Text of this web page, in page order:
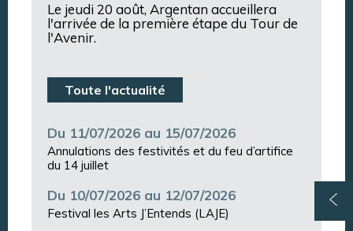
Le jeudi 20 août, Argentan accueillera
l'arrivée de la première étape du Tour de
l'Avenir.
Toute l'actualité
Du 11/07/2026 au 15/07/2026
Annulations des festivités et du feu d’artifice
du 14 juillet
Du 10/07/2026 au 12/07/2026
Festival les Arts J’Entends (LAJE)